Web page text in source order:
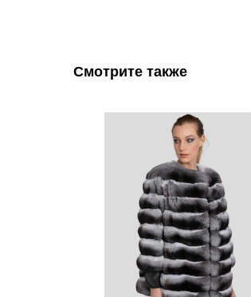
Смотрите также